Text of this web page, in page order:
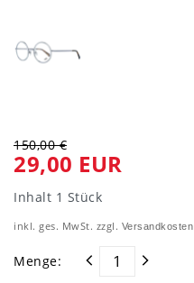
150,00 €
29,00 EUR
Inhalt 1 Stück
inkl. ges. MwSt. zzgl. Versandkosten
Menge: